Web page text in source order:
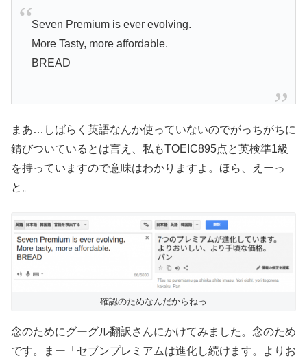
Seven Premium is ever evolving.
More Tasty, more affordable.
BREAD
まあ…しばらく英語なんか使っていないのでがっちがちに
錆びついているとは言え、私もTOEIC895点と英検準1級
を持っていますので意味はわかりますよ。ほら、えーっ
と。
確認のためなんだからねっ
念のためにグーグル翻訳さんにかけてみました。念のため
です。まー「セブンプレミアムは進化し続けます。よりお